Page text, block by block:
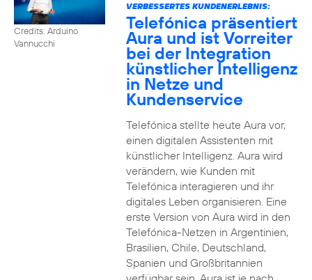
Credits: Arduino
Vannucchi
VERBESSERTES KUNDENERLEBNIS:
Telefónica präsentiert
Aura und ist Vorreiter
bei der Integration
künstlicher Intelligenz
in Netze und
Kundenservice
Telefónica stellte heute Aura vor,
einen digitalen Assistenten mit
künstlicher Intelligenz. Aura wird
verändern, wie Kunden mit
Telefónica interagieren und ihr
digitales Leben organisieren. Eine
erste Version von Aura wird in den
Telefónica-Netzen in Argentinien,
Brasilien, Chile, Deutschland,
Spanien und Großbritannien